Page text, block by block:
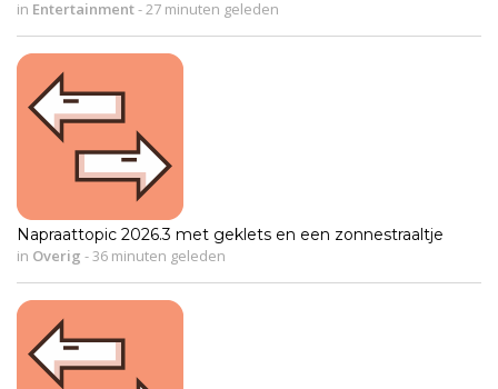
in Entertainment- 27 minuten geleden
Napraattopic 2026.3 met geklets en een zonnestraaltje
in Overig - 36 minuten geleden